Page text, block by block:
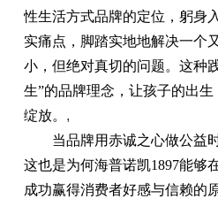
性生活方式品牌的定位，躬身
实痛点，脚踏实地地解决一个
小，但绝对真切的问题。这种
生”的品牌理念，让孩子的出
绽放。 ,
当品牌用赤诚之心做公益时
这也是为何海普诺凯1897能够
成功赢得消费者好感与信赖的